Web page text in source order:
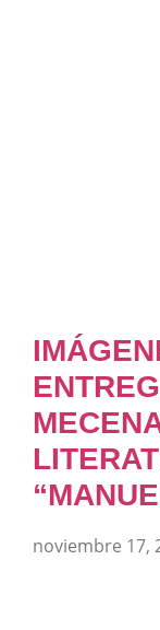
noviembre 17,